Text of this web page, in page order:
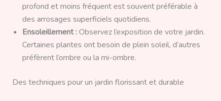
profond et moins fréquent est souvent préférable à
des arrosages superficiels quotidiens.
Ensoleillement :Observez l’exposition de votre jardin.
Certaines plantes ont besoin de plein soleil, d’autres
préfèrent l’ombre ou la mi-ombre.
Des techniques pour un jardin florissant et durable